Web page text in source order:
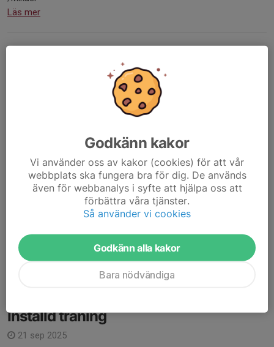
Läs mer
Match på söndag 28/9 i Ängelholm 12.30. Samling på ISLK-
Abdallah
Ebbe
Ian
Soheil
Inställd träning
21 sep 2025
Godkänn kakor
Vi använder oss av kakor (cookies) för att vår
webbplats ska fungera bra för dig. De används
även för webbanalys i syfte att hjälpa oss att
förbättra våra tjänster.
Så använder vi cookies
Godkänn alla kakor
Bara nödvändiga